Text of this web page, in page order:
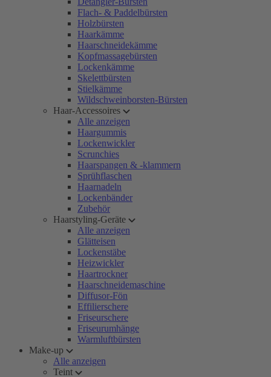
Flach- & Paddelbürsten
Holzbürsten
Haarkämme
Haarschneidekämme
Kopfmassagebürsten
Lockenkämme
Skelettbürsten
Stielkämme
Wildschweinborsten-Bürsten
Haar-Accessoires
Alle anzeigen
Haargummis
Lockenwickler
Scrunchies
Haarspangen & -klammern
Sprühflaschen
Haarnadeln
Lockenbänder
Zubehör
Haarstyling-Geräte
Alle anzeigen
Glätteisen
Lockenstäbe
Heizwickler
Haartrockner
Haarschneidemaschine
Diffusor-Fön
Effilierschere
Friseurschere
Friseurumhänge
Warmluftbürsten
Make-up
Alle anzeigen
Teint